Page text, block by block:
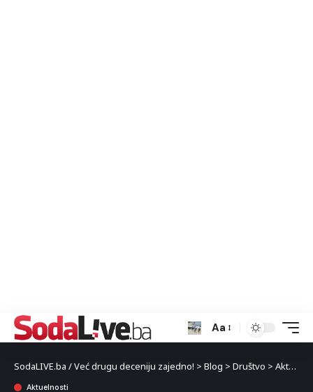
Aa
SodaLIVE.ba / Već drugu deceniju zajedno! > Blog > Društvo > Aktuelnosti
Aktuelnosti